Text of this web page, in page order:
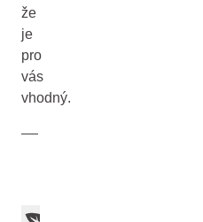
že
je
pro
vás
vhodný.